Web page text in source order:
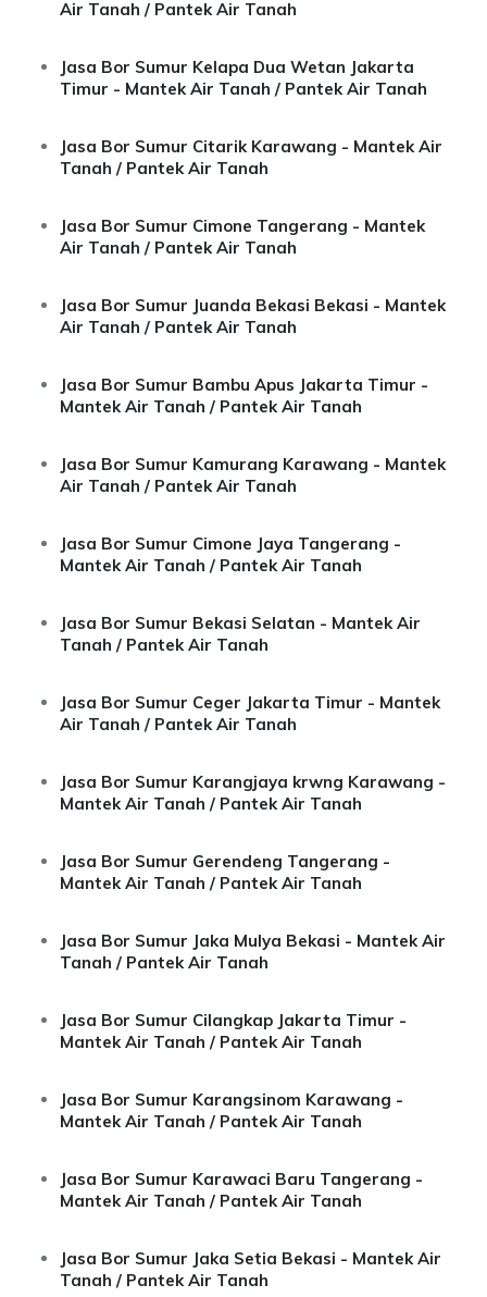
Air Tanah / Pantek Air Tanah
Jasa Bor Sumur Kelapa Dua Wetan Jakarta
Timur - Mantek Air Tanah / Pantek Air Tanah
Jasa Bor Sumur Citarik Karawang - Mantek Air
Tanah / Pantek Air Tanah
Jasa Bor Sumur Cimone Tangerang - Mantek
Air Tanah / Pantek Air Tanah
Jasa Bor Sumur Juanda Bekasi Bekasi - Mantek
Air Tanah / Pantek Air Tanah
Jasa Bor Sumur Bambu Apus Jakarta Timur -
Mantek Air Tanah / Pantek Air Tanah
Jasa Bor Sumur Kamurang Karawang - Mantek
Air Tanah / Pantek Air Tanah
Jasa Bor Sumur Cimone Jaya Tangerang -
Mantek Air Tanah / Pantek Air Tanah
Jasa Bor Sumur Bekasi Selatan - Mantek Air
Tanah / Pantek Air Tanah
Jasa Bor Sumur Ceger Jakarta Timur - Mantek
Air Tanah / Pantek Air Tanah
Jasa Bor Sumur Karangjaya krwng Karawang -
Mantek Air Tanah / Pantek Air Tanah
Jasa Bor Sumur Gerendeng Tangerang -
Mantek Air Tanah / Pantek Air Tanah
Jasa Bor Sumur Jaka Mulya Bekasi - Mantek Air
Tanah / Pantek Air Tanah
Jasa Bor Sumur Cilangkap Jakarta Timur -
Mantek Air Tanah / Pantek Air Tanah
Jasa Bor Sumur Karangsinom Karawang -
Mantek Air Tanah / Pantek Air Tanah
Jasa Bor Sumur Karawaci Baru Tangerang -
Mantek Air Tanah / Pantek Air Tanah
Jasa Bor Sumur Jaka Setia Bekasi - Mantek Air
Tanah / Pantek Air Tanah